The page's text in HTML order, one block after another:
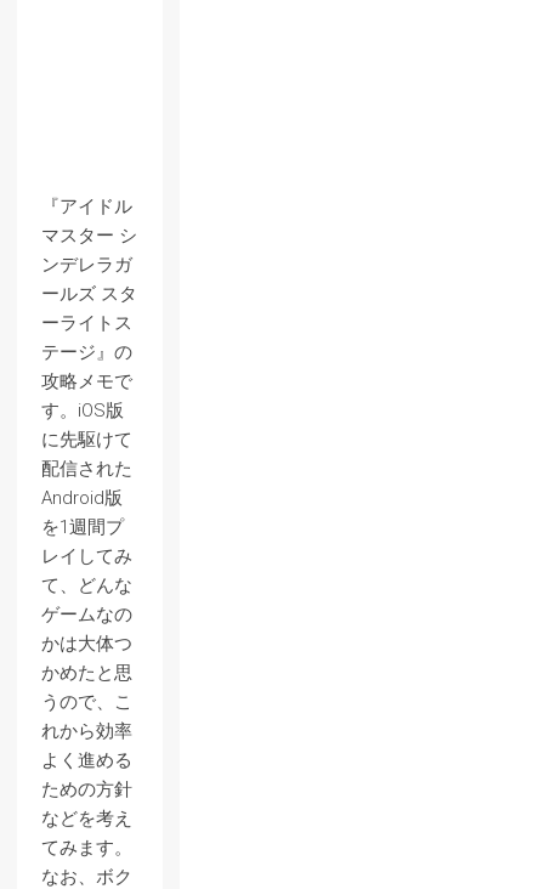
『アイドル
マスター シ
ンデレラガ
ールズ スタ
ーライトス
テージ』の
攻略メモで
す。iOS版
に先駆けて
配信された
Android版
を1週間プ
レイしてみ
て、どんな
ゲームなの
かは大体つ
かめたと思
うので、こ
れから効率
よく進める
ための方針
などを考え
てみます。
なお、ボク